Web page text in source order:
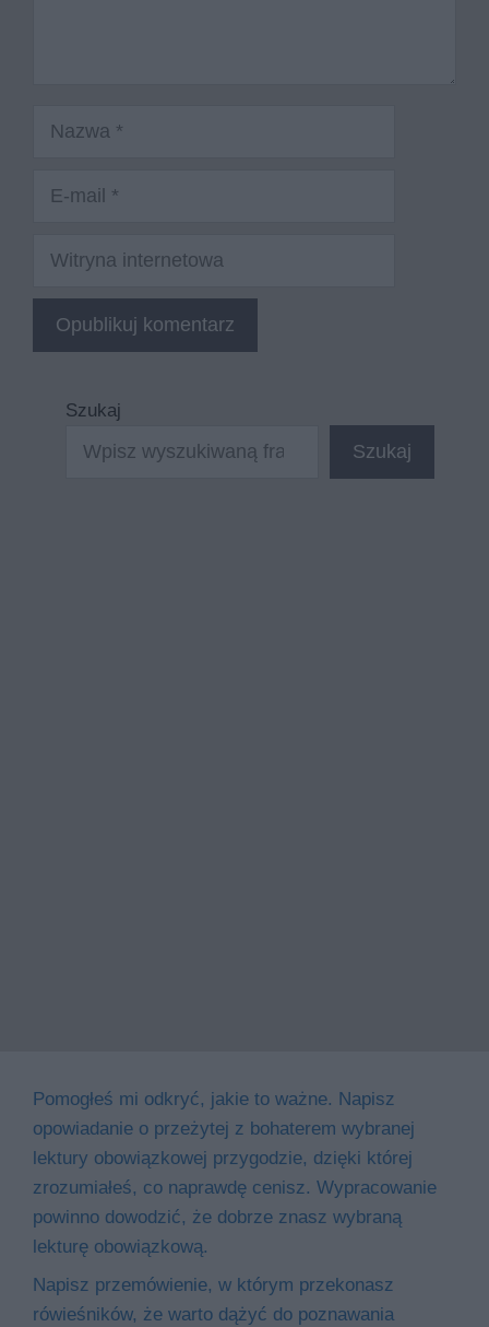
Witryna
internetowa
Szukaj
Szukaj
Pomogłeś mi odkryć, jakie to ważne. Napisz
opowiadanie o przeżytej z bohaterem wybranej
lektury obowiązkowej przygodzie, dzięki której
zrozumiałeś, co naprawdę cenisz. Wypracowanie
powinno dowodzić, że dobrze znasz wybraną
lekturę obowiązkową.
Napisz przemówienie, w którym przekonasz
rówieśników, że warto dążyć do poznawania